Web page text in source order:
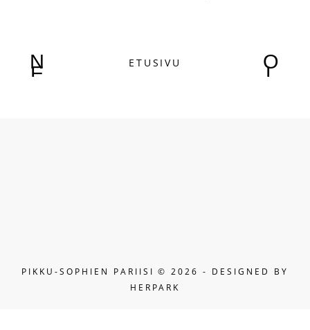
N
E
O
L
ETUSIVU
PIKKU-SOPHIEN PARIISI © 2026 - DESIGNED BY
HERPARK